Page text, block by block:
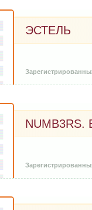
ЭСТЕЛЬ